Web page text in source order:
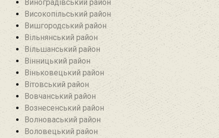
Виноградівський район
Високопільський район
Вишгородський район
Вільнянський район‎
Вільшанський район
Вінницький район
Віньковецький район
Вітовський район
Вовчанський район
Вознесенський район
Волноваський район
Воловецький район